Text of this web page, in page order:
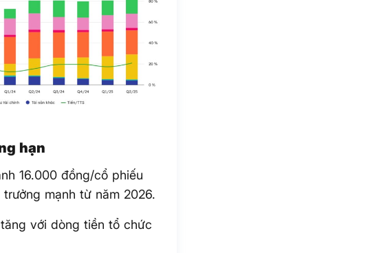
hạn
16.000 đồng/cổ phiếu
mạnh từ năm 2026.
với dòng tiền tổ chức